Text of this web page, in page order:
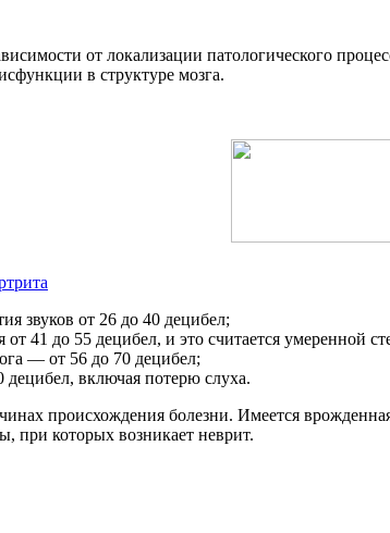
от локализации патологического
в структуре мозга.
звуков от 26 до 40 децибел;
от 41 до 55 децибел, и это считается умеренной
— от 56 до 70 децибел;
включая потерю слуха.
происхождения болезни. Имеется
при которых возникает неврит.